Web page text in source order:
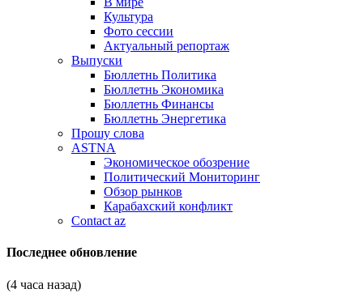
Культура
Фото сессии
Актуальный репортаж
Выпуски
Бюллетнь Политика
Бюллетнь Экономика
Бюллетнь Финансы
Бюллетнь Энергетика
Прошу слова
ASTNA
Экономическое обозрение
Политический Мониторинг
Обзор рынков
Карабахский конфликт
Contact az
Последнее обновление
(4 часа назад)